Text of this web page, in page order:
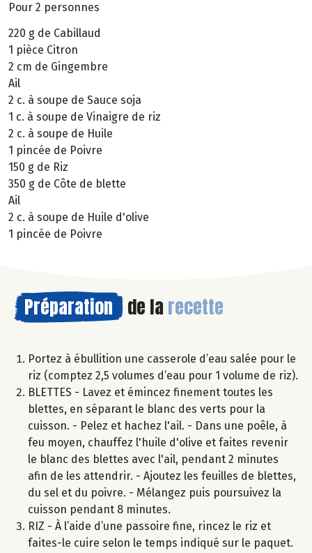
Pour 2 personnes
220 g de Cabillaud
1 pièce Citron
2 cm de Gingembre
Ail
2 c. à soupe de Sauce soja
1 c. à soupe de Vinaigre de riz
2 c. à soupe de Huile
1 pincée de Poivre
150 g de Riz
350 g de Côte de blette
Ail
2 c. à soupe de Huile d'olive
1 pincée de Poivre
Préparation de la recette
Portez à ébullition une casserole d’eau salée pour le
riz (comptez 2,5 volumes d’eau pour 1 volume de riz).
BLETTES - Lavez et émincez finement toutes les
blettes, en séparant le blanc des verts pour la
cuisson. - Pelez et hachez l'ail. - Dans une poêle, à
feu moyen, chauffez l'huile d'olive et faites revenir
le blanc des blettes avec l'ail, pendant 2 minutes
afin de les attendrir. - Ajoutez les feuilles de blettes,
du sel et du poivre. - Mélangez puis poursuivez la
cuisson pendant 8 minutes.
RIZ - À l’aide d’une passoire fine, rincez le riz et
faites-le cuire selon le temps indiqué sur le paquet.